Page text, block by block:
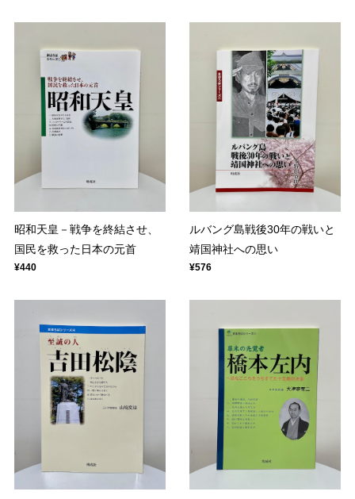
昭和天皇－戦争を終結させ、
国民を救った日本の元首
¥440
ルバング島戦後30年の戦いと
靖国神社への思い
¥576